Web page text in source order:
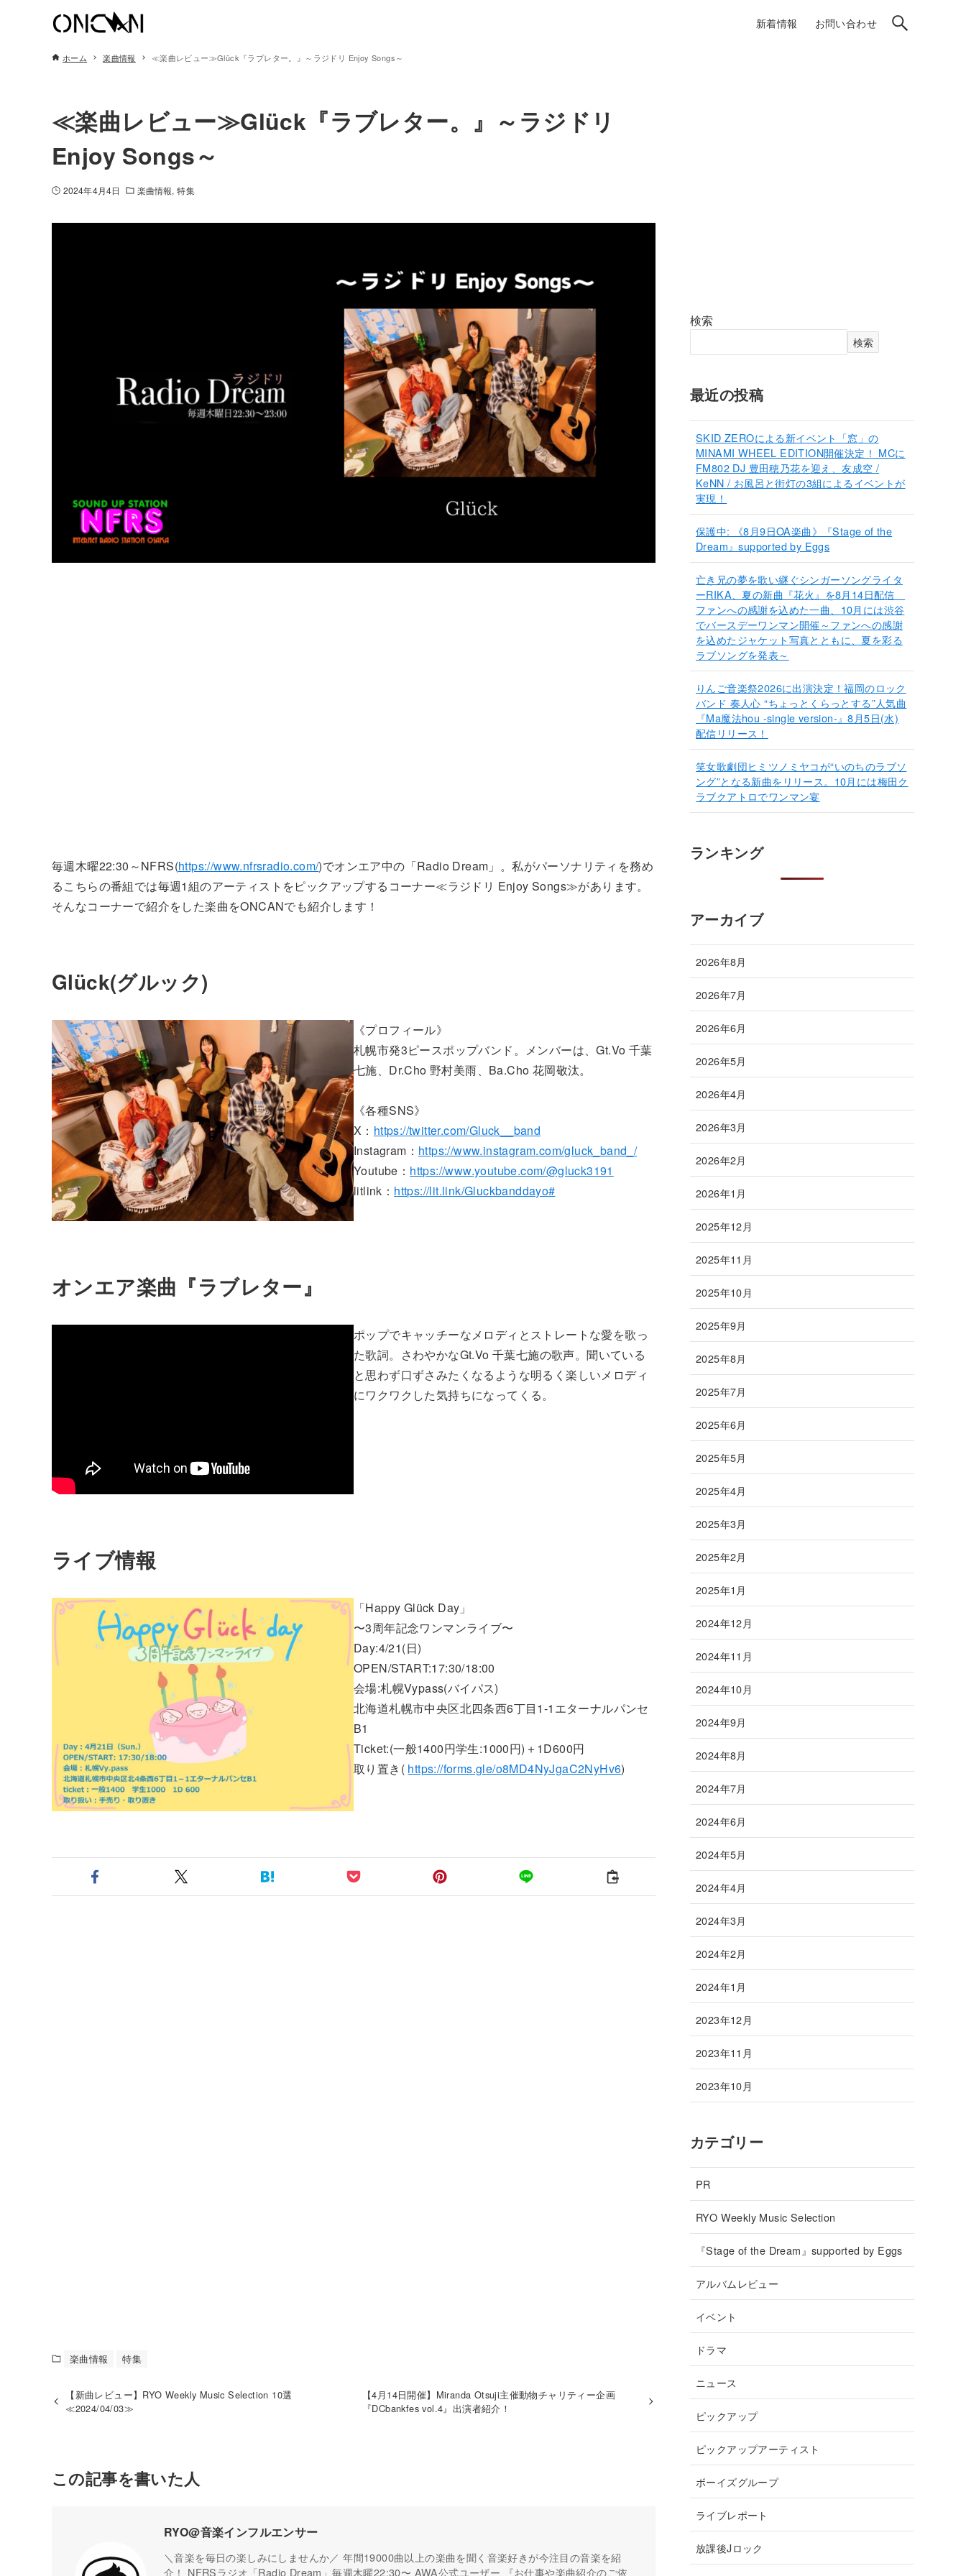
新着情報 お問い合わせ
ホーム 楽曲情報 ≪楽曲レビュー≫Glück『ラブレター。』～ラジドリ Enjoy Songs～
≪楽曲レビュー≫Glück『ラブレター。』～ラジドリ
Enjoy Songs～
2024年4月4日 楽曲情報 特集
毎週木曜22:30～NFRS(https://www.nfrsradio.com/)でオンエア中の「Radio Dream」。私がパーソナリティを務め
るこちらの番組では毎週1組のアーティストをピックアップするコーナー≪ラジドリ Enjoy Songs≫があります。
そんなコーナーで紹介をした楽曲をONCANでも紹介します！
Glück(グルック)
《プロフィール》
札幌市発3ピースポップバンド。メンバーは、Gt.Vo 千葉
七施、Dr.Cho 野村美雨、Ba.Cho 花岡敬汰。
《各種SNS》
X： https://twitter.com/Gluck__band
Instagram： https://www.instagram.com/gluck_band_/
Youtube： https://www.youtube.com/@gluck3191
litlink： https://lit.link/Gluckbanddayo#
オンエア楽曲『ラブレター』
ポップでキャッチーなメロディとストレートな愛を歌っ
た歌詞。さわやかなGt.Vo 千葉七施の歌声。聞いている
と思わず口ずさみたくなるような明るく楽しいメロディ
にワクワクした気持ちになってくる。
ライブ情報
「Happy Glück Day」
〜3周年記念ワンマンライブ〜
Day:4/21(日)
OPEN/START:17:30/18:00
会場:札幌Vypass(バイパス)
北海道札幌市中央区北四条西6丁目1-1エターナルパンセ
B1
Ticket:(一般1400円学生:1000円)＋1D600円
取り置き( https://forms.gle/o8MD4NyJgaC2NyHv6)
楽曲情報 特集
【新曲レビュー】RYO Weekly Music Selection 10選
≪2024/04/03≫
【4月14日開催】Miranda Otsuji主催動物チャリティー企画
『DCbankfes vol.4』出演者紹介！
この記事を書いた人
RYO@音楽インフルエンサー
＼音楽を毎日の楽しみにしませんか／ 年間19000曲以上の楽曲を聞く音楽好きが今注目の音楽を紹
介！ NFRSラジオ「Radio Dream」毎週木曜22:30〜 AWA公式ユーザー 『お仕事や楽曲紹介のご依
検索
検索
最近の投稿
SKID ZEROによる新イベント「窓」の
MINAMI WHEEL EDITION開催決定！ MCに
FM802 DJ 豊田穂乃花を迎え、友成空 /
KeNN / お風呂と街灯の3組によるイベントが
実現！
保護中: 《8月9日OA楽曲》『Stage of the
Dream』supported by Eggs
亡き兄の夢を歌い継ぐシンガーソングライタ
ーRIKA、夏の新曲『花火』を8月14日配信
ファンへの感謝を込めた一曲、10月には渋谷
でバースデーワンマン開催～ファンへの感謝
を込めたジャケット写真とともに、夏を彩る
ラブソングを発表～
りんご音楽祭2026に出演決定！福岡のロック
バンド 奏人心 “ちょっとくらっとする”人気曲
『Ma魔法hou -single version-』8月5日(水)
配信リリース！
笑女歌劇団ヒミツノミヤコが“いのちのラブソ
ング”となる新曲をリリース。10月には梅田ク
ラブクアトロでワンマン宴
ランキング
アーカイブ
2026年8月
2026年7月
2026年6月
2026年5月
2026年4月
2026年3月
2026年2月
2026年1月
2025年12月
2025年11月
2025年10月
2025年9月
2025年8月
2025年7月
2025年6月
2025年5月
2025年4月
2025年3月
2025年2月
2025年1月
2024年12月
2024年11月
2024年10月
2024年9月
2024年8月
2024年7月
2024年6月
2024年5月
2024年4月
2024年3月
2024年2月
2024年1月
2023年12月
2023年11月
2023年10月
カテゴリー
PR
RYO Weekly Music Selection
『Stage of the Dream』supported by Eggs
アルバムレビュー
イベント
ドラマ
ニュース
ピックアップ
ピックアップアーティスト
ボーイズグループ
ライブレポート
放課後Jロック